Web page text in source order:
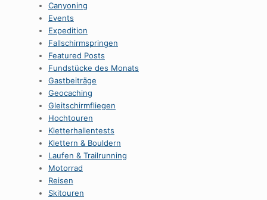
Canyoning
Events
Expedition
Fallschirmspringen
Featured Posts
Fundstücke des Monats
Gastbeiträge
Geocaching
Gleitschirmfliegen
Hochtouren
Kletterhallentests
Klettern & Bouldern
Laufen & Trailrunning
Motorrad
Reisen
Skitouren